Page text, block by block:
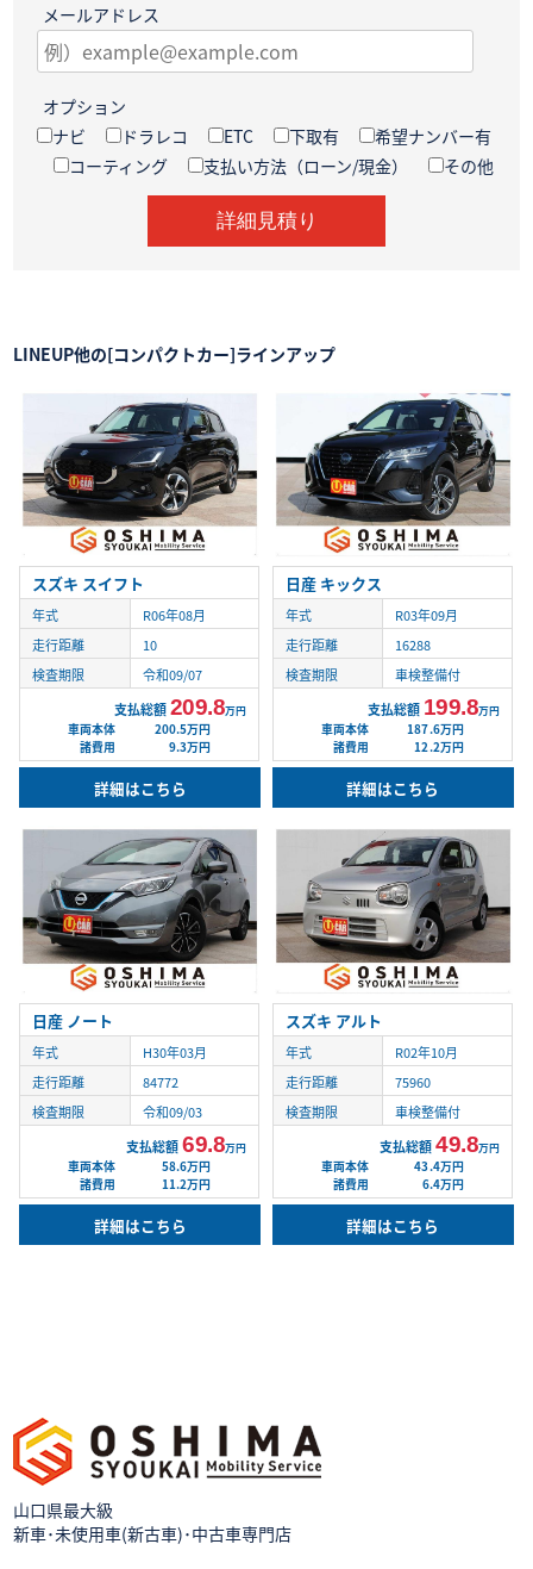
メールアドレス
オプション
ナビ
ドラレコ ETC 下取有
希望ナンバー有
コーティング
支払い方法（ローン/現金） その他
LINEUP他の[コンパクトカー]ラインアップ
スズキ スイフト
年式
R06年08月
走行距離
10
検査期限
令和09/07
支払総額209.8万円
車両本体
200.5万円
諸費用
9.3万円
詳細はこちら
日産 キックス
年式
R03年09月
走行距離
16288
検査期限
車検整備付
支払総額 199.8万円
車両本体
187.6万円
諸費用
12.2万円
詳細はこちら
日産 ノート
年式
H30年03月
走行距離
84772
検査期限
令和09/03
支払総額69.8万円
車両本体
58.6万円
諸費用
11.2万円
詳細はこちら
スズキ アルト
年式
R02年10月
走行距離
75960
検査期限
車検整備付
支払総額49.8万円
車両本体
43.4万円
諸費用
6.4万円
詳細はこちら
山口県最大級
新車･未使用車(新古車)･中古車専門店